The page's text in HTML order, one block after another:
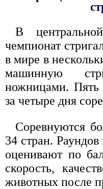
В
чемпионат
в мире в
машинную
ножницами. Пять
за четыре дня
Соревнуются
34 стран.
оценивают по
скорость,
животных после